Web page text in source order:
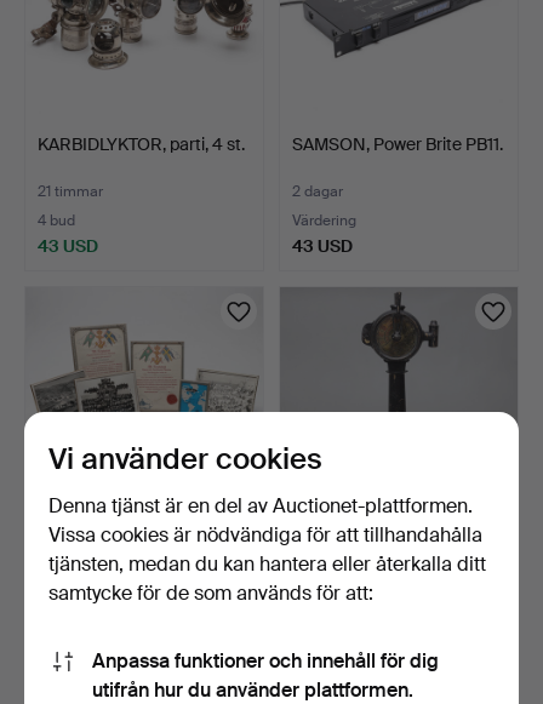
KARBIDLYKTOR, parti, 4 st.
21 timmar
4 bud
43 USD
SAMSON, Power Brite PB11.
2 dagar
Värdering
43 USD
DOKUMENT och
FOTOGRAFIER, HMS
Älvsnabben.
4 dagar
317 USD
MASKINTELEGRAF,
SVENBORG SKIBS
VAERFT DANM…
5 dagar
53 USD
Vi använder cookies
Denna tjänst är en del av Auctionet-plattformen.
Vissa cookies är nödvändiga för att tillhandahålla
tjänsten, medan du kan hantera eller återkalla ditt
samtycke för de som används för att:
Anpassa funktioner och innehåll för dig
utifrån hur du använder plattformen.